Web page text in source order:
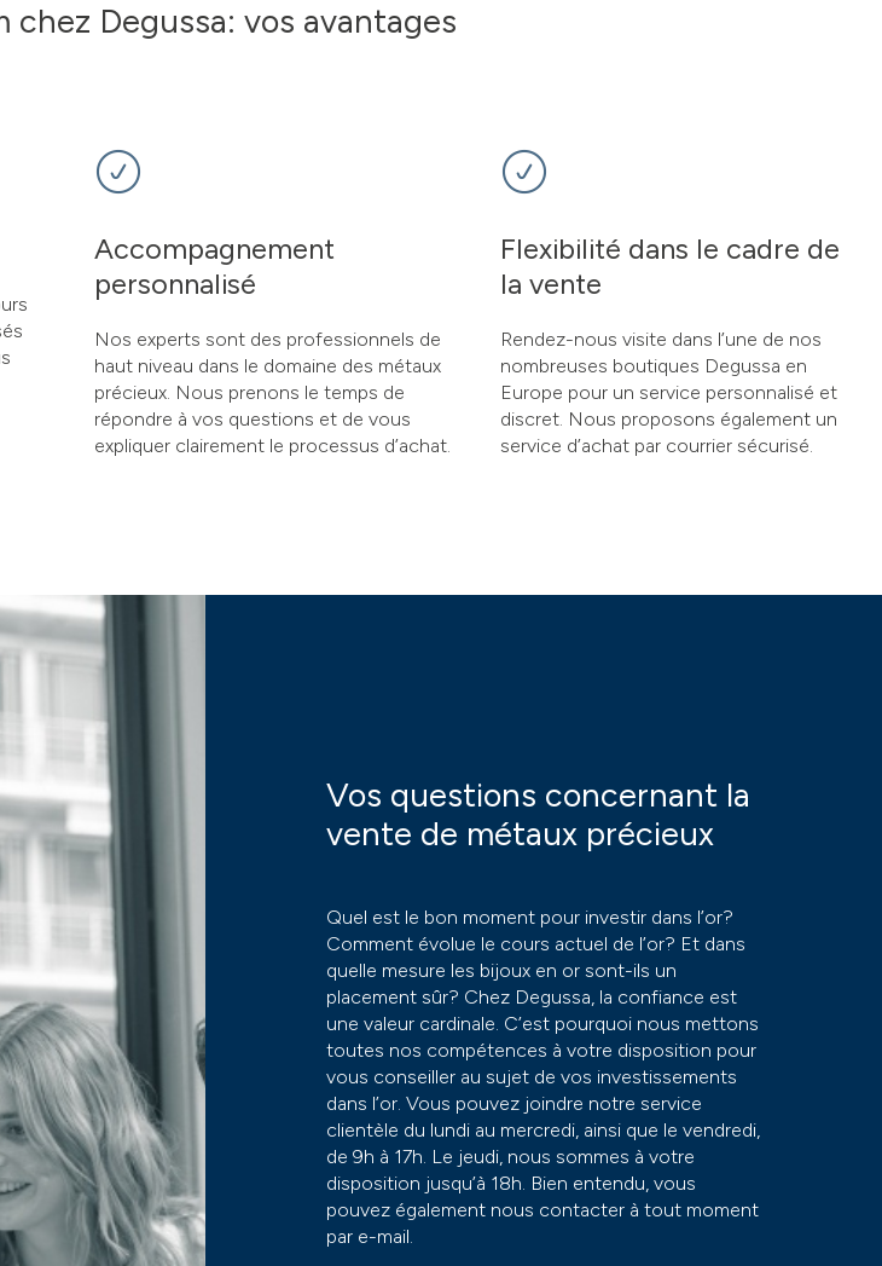
chez Degussa: vos avantages
Accompagnement
personnalisé
Nos experts sont des professionnels de
haut niveau dans le domaine des métaux
précieux. Nous prenons le temps de
répondre à vos questions et de vous
expliquer clairement le processus d’achat.
Flexibilité dans le cadre de
la vente
Rendez-nous visite dans l’une de nos
nombreuses boutiques Degussa en
Europe pour un service personnalisé et
discret. Nous proposons également un
service d’achat par courrier sécurisé.
Vos questions concernant la
vente de métaux précieux
Quel est le bon moment pour investir dans l’or?
Comment évolue le cours actuel de l’or? Et dans
quelle mesure les bijoux en or sont-ils un
placement sûr? Chez Degussa, la confiance est
une valeur cardinale. C’est pourquoi nous mettons
toutes nos compétences à votre disposition pour
vous conseiller au sujet de vos investissements
dans l’or. Vous pouvez joindre notre service
clientèle du lundi au mercredi, ainsi que le vendredi,
de 9h à 17h. Le jeudi, nous sommes à votre
disposition jusqu’à 18h. Bien entendu, vous
pouvez également nous contacter à tout moment
par e-mail.